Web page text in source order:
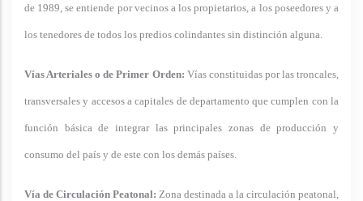
de 1989, se entiende por vecinos a los propietarios, a los poseedores y a
los tenedores de todos los predios colindantes sin distinción alguna.
Vías Arteriales o de Primer Orden: Vías constituidas por las troncales,
transversales y accesos a capitales de departamento que cumplen con la
función básica de integrar las principales zonas de producción y
consumo del país y de este con los demás países.
Vía de Circulación Peatonal: Zona destinada a la circulación peatonal,